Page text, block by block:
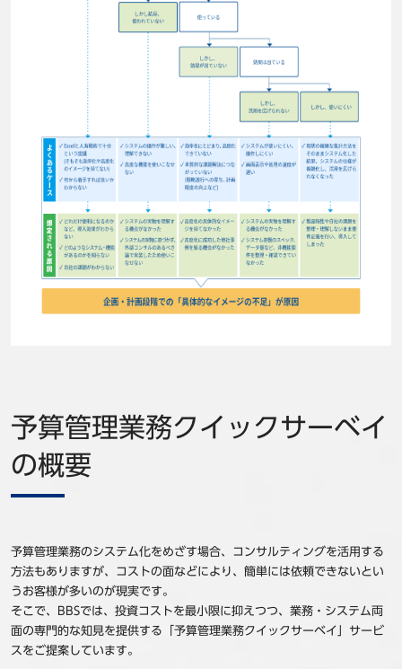
予算管理業務クイックサーベイ
の概要
予算管理業務のシステム化をめざす場合、コンサルティングを活用する
方法もありますが、コストの面などにより、簡単には依頼できないとい
うお客様が多いのが現実です。
そこで、BBSでは、投資コストを最小限に抑えつつ、業務・システム両
面の専門的な知見を提供する「予算管理業務クイックサーベイ」サービ
スをご提案しています。